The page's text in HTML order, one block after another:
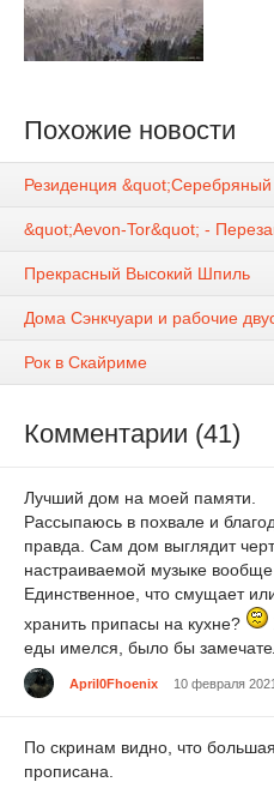
Похожие новости
Резиденция
&quot;Aevon-Tor&quot; -
Прекрасный Высокий Шпиль
Дома Сэнкчуари и рабочие
Рок в Скайриме
Комментарии (41)
Лучший дом на моей памяти.
Рассыпаюсь в похвале и
правда. Сам дом выглядит
настраиваемой музыке
Единственное, что смущает
хранить припасы на кухне?
еды имелся, было бы
April0Fhoenix 10 февраля
По скринам видно, что
прописана.